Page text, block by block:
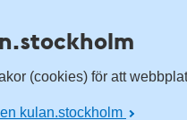
(cookies) för att
kulan.stockholm